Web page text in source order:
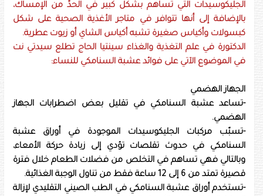
الجليكوسيدات التي تساهم بشكل كبير في الحدّ من الإمساك،
بالإضافة إلى أنها تتوافر في متاجر الأغذية الصحية على شكل
كبسولات وأكياس صغيرة تشبه أكياس الشاي أو زيوت عطرية.
الدكتورة في علم التغذية والغذاء سينتيا الحاج تطلع سيدتي نت
في الموضوع الآتي على فوائد عشبة السنامكي للنساء:
الجهاز الهضمي
-تساعد عشبة السنامكي في تقليل بعض اضطرابات الجهاز
الهضمي.
-تسبّب مركبات الجليكوسيدات الموجودة في أوراق عشبة
السنامكي في حدوث تقلصات تؤدي إلى زيادة حركة الأمعاء،
وبالتالي فهي تساهم في التخلص من فضلات الطعام خلال فترة
قصيرة تمتد من 6 إلى 12 ساعة فقط من تناول الوجبة الغذائية.
-تستخدم أوراق عشبة السنامكي في الطب الصيني التقليدي لإزالة